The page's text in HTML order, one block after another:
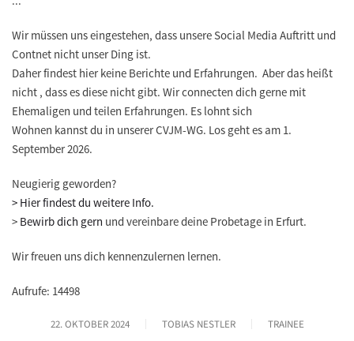
Wir müssen uns eingestehen, dass unsere Social Media Auftritt und
Contnet nicht unser Ding ist.
Daher findest hier keine Berichte und Erfahrungen. Aber das heißt
nicht , dass es diese nicht gibt. Wir connecten dich gerne mit
Ehemaligen und teilen Erfahrungen. Es lohnt sich
Wohnen kannst du in unserer CVJM-WG. Los geht es am 1.
September 2026.
Neugierig geworden?
> Hier findest du weitere Info.
> Bewirb dich gern und vereinbare deine Probetage in Erfurt.
Wir freuen uns dich kennenzulernen lernen.
Aufrufe: 14498
22. OKTOBER 2024 TOBIAS NESTLER TRAINEE